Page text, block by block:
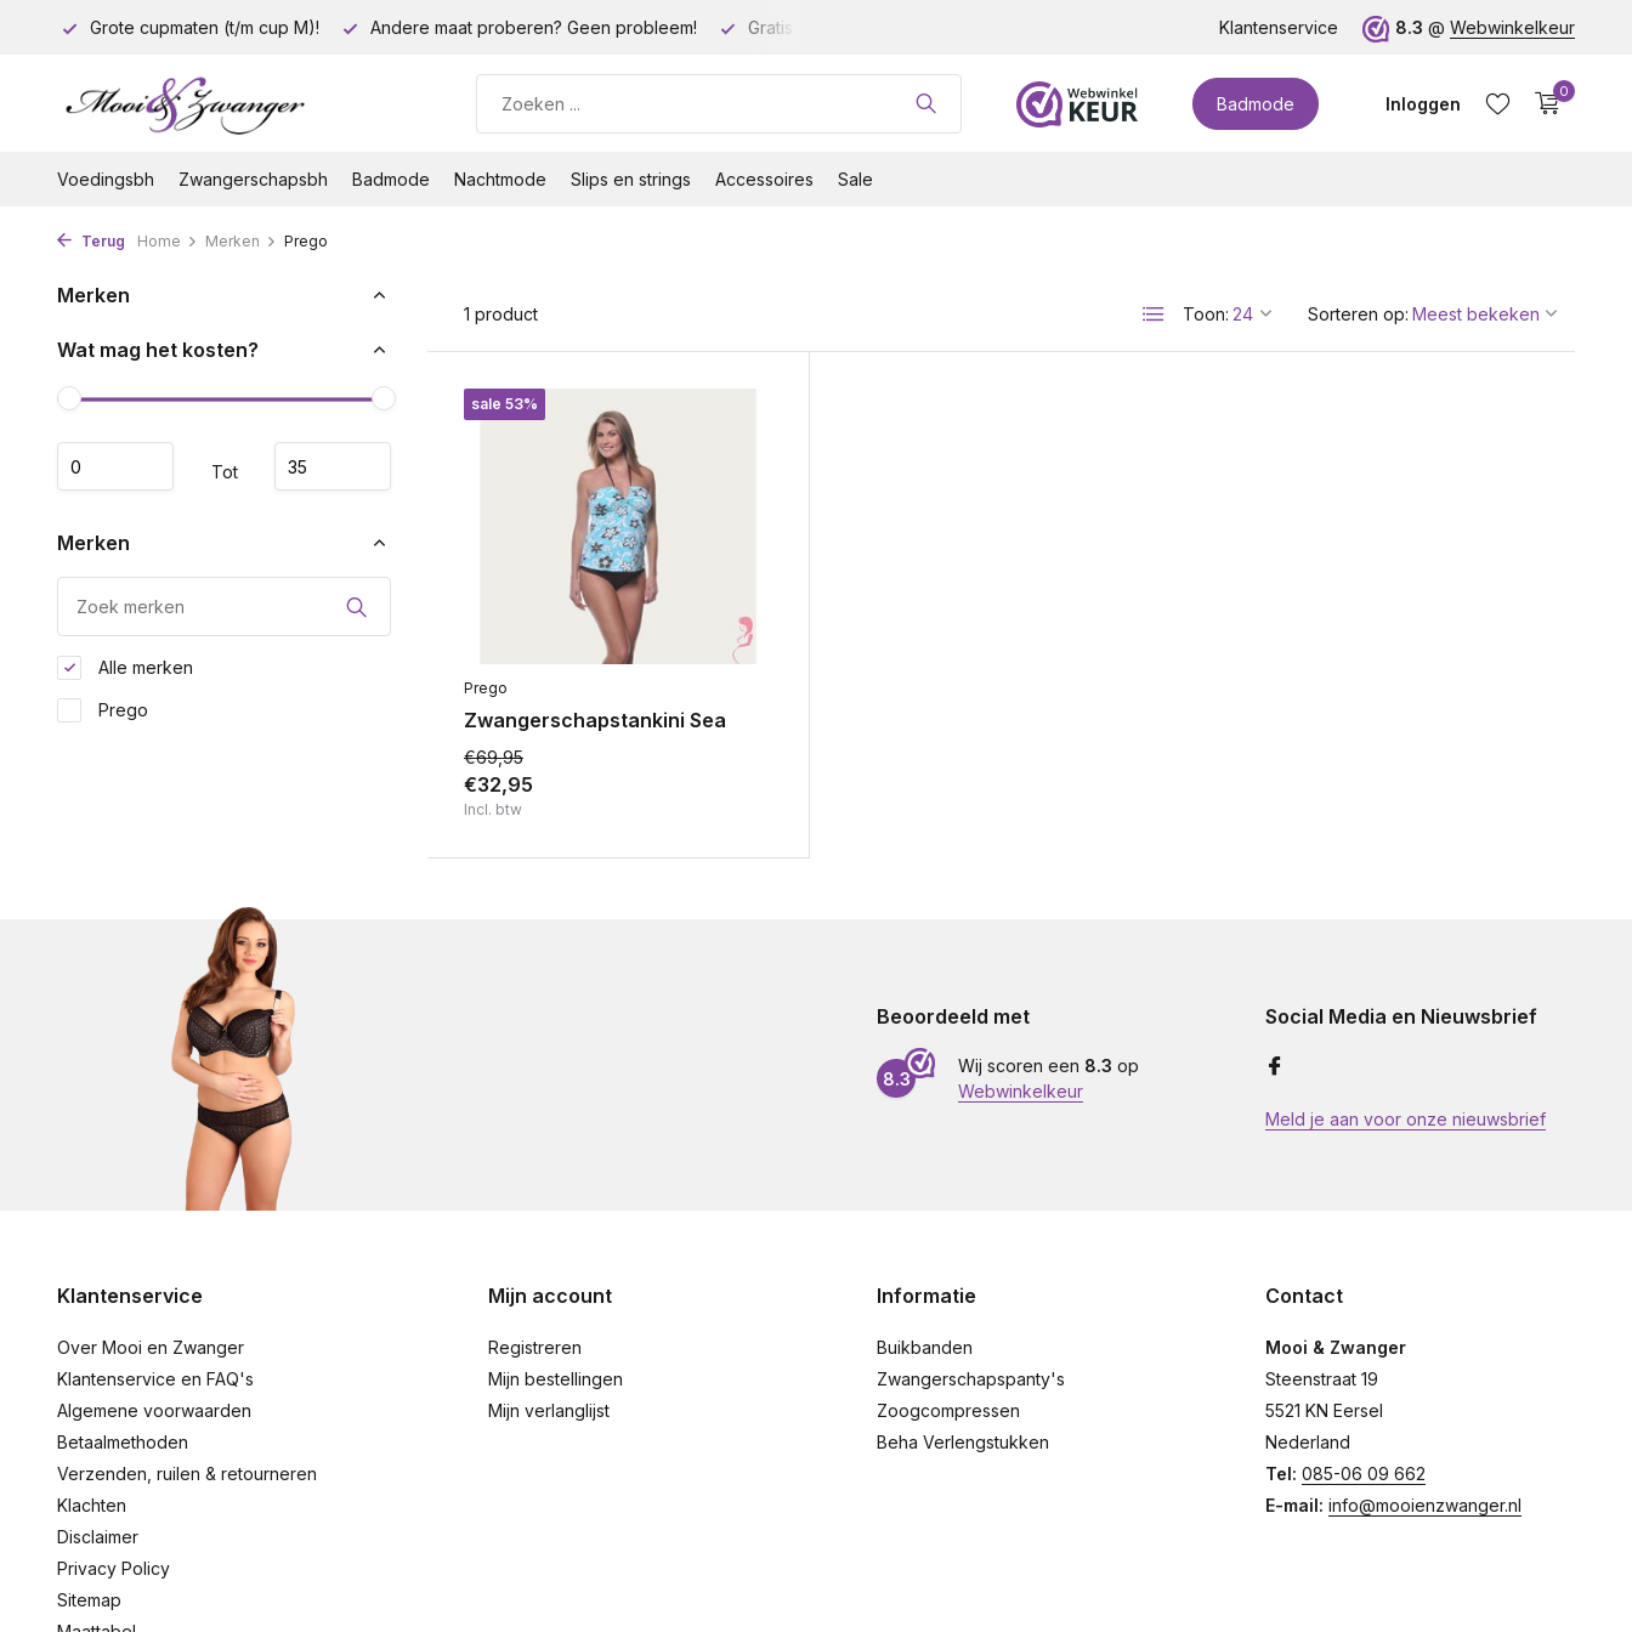
Grote cupmaten (t/m cup M)! Andere maat proberen? Geen probleem! Gratis verzending vanaf 35 euro! Grote cupmaten (t/m cup M)!
Klantenservice 8.3 @ Webwinkelkeur
Badmode Inloggen
0
Voedingsbh Zwangerschapsbh Badmode Nachtmode Slips en strings Accessoires Sale
Terug Home Merken Prego
Merken
Wat mag het kosten?
Tot
Merken
Alle merken
Prego
1 product Toon: Sorteren op:
sale 53%
Prego
Zwangerschapstankini Sea
€69,95
€32,95
Incl. btw
Beoordeeld met
8.3
Wij scoren een 8.3 op
Webwinkelkeur
Social Media en Nieuwsbrief
Meld je aan voor onze nieuwsbrief
Klantenservice
Over Mooi en Zwanger
Klantenservice en FAQ's
Algemene voorwaarden
Betaalmethoden
Verzenden, ruilen & retourneren
Klachten
Disclaimer
Privacy Policy
Sitemap
Mijn account
Registreren
Mijn bestellingen
Mijn verlanglijst
Informatie
Buikbanden
Zwangerschapspanty's
Zoogcompressen
Beha Verlengstukken
Contact
Mooi & Zwanger
Steenstraat 19
5521 KN Eersel
Nederland
Tel: 085-06 09 662
E-mail: info@mooienzwanger.nl